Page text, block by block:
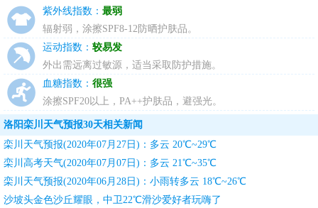
紫外线指数： 最弱
辐射弱，涂擦SPF8-12防晒护肤品。
运动指数： 较易发
外出需远离过敏源，适当采取防护措施。
血糖指数： 很强
涂擦SPF20以上，PA++护肤品，避强光。
洛阳栾川天气预报30天相关新闻
栾川天气预报(2020年07月27日)：多云 20℃~29℃
栾川高考天气(2020年07月07日)：多云 21℃~35℃
栾川天气预报(2020年06月28日)：小雨转多云 18℃~26℃
沙坡头金色沙丘耀眼，中卫22℃滑沙爱好者玩嗨了